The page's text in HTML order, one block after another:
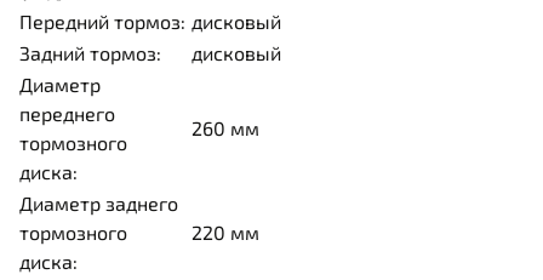
Передний тормоз: дисковый
Задний тормоз:
дисковый
Диаметр
переднего
тормозного
диска:
260 мм
Диаметр заднего
тормозного
диска:
220 мм